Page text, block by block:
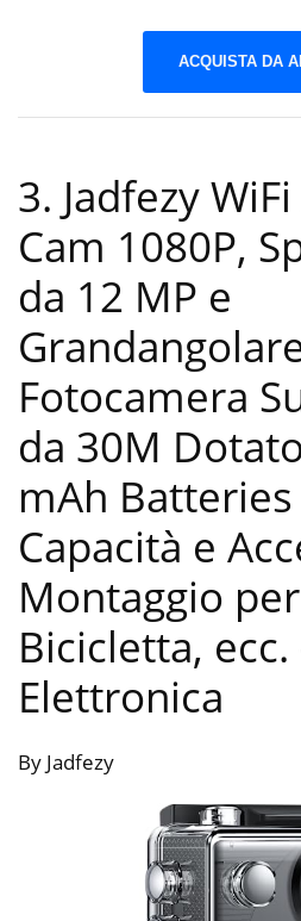
ACQUISTA DA
3. Jadfezy
Cam 1080P,
da 12 MP e
Fotocamera
da 30M
mAh
Capacità e
Montaggio
Bicicletta, ecc.
Elettronica
By Jadfezy